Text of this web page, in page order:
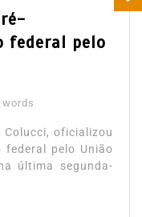
federal pelo
words
oficializou
pelo União
última segunda-